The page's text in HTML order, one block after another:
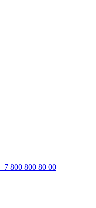
+7 800 800 80 00